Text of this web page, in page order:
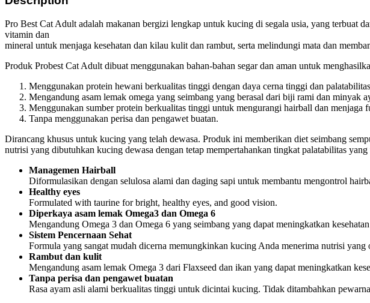
Pro Best Cat Adult adalah makanan bergizi lengkap untuk kucing di segala usia, yang terbuat
vitamin dan
mineral untuk menjaga kesehatan dan kilau kulit dan rambut, serta melindungi mata dan
Produk Probest Cat Adult dibuat menggunakan bahan-bahan segar dan aman untuk
Menggunakan protein hewani berkualitas tinggi dengan daya cerna tinggi dan
Mengandung asam lemak omega yang seimbang yang berasal dari biji rami dan minyak
Menggunakan sumber protein berkualitas tinggi untuk mengurangi hairball dan menjaga
Tanpa menggunakan perisa dan pengawet buatan.
Dirancang khusus untuk kucing yang telah dewasa. Produk ini memberikan diet seimbang
nutrisi yang dibutuhkan kucing dewasa dengan tetap mempertahankan tingkat palatabilitas
Managemen Hairball
Diformulasikan dengan selulosa alami dan daging sapi untuk membantu mengontrol
Healthy eyes
Formulated with taurine for bright, healthy eyes, and good vision.
Diperkaya asam lemak Omega3 dan Omega 6
Mengandung Omega 3 dan Omega 6 yang seimbang yang dapat meningkatkan
Sistem Pencernaan Sehat
Formula yang sangat mudah dicerna memungkinkan kucing Anda menerima nutrisi yang
Rambut dan kulit
Mengandung asam lemak Omega 3 dari Flaxseed dan ikan yang dapat meningkatkan
Tanpa perisa dan pengawet buatan
Rasa ayam asli alami berkualitas tinggi untuk dicintai kucing. Tidak ditambahkan